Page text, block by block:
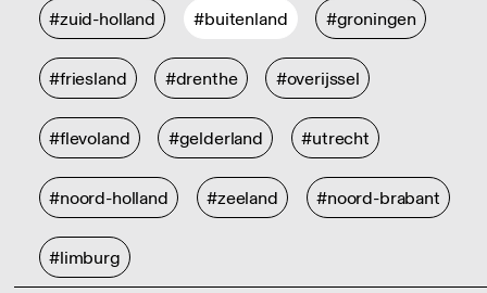
#zuid-holland #buitenland #groningen
#friesland #drenthe #overijssel
#flevoland #gelderland #utrecht
#noord-holland #zeeland #noord-brabant
#limburg